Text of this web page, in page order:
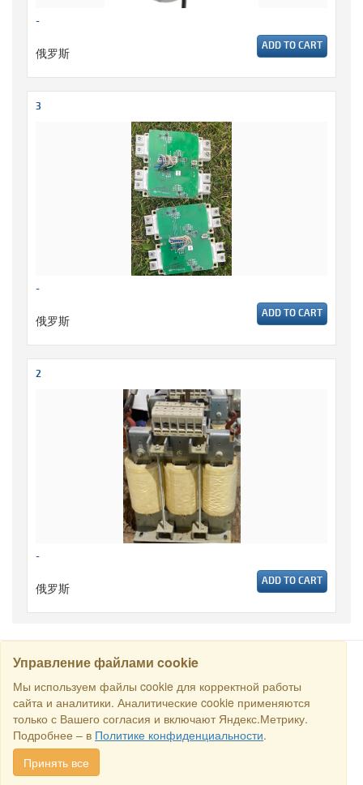
-
俄罗斯 ADD TO CART
3
-
俄罗斯 ADD TO CART
2
-
俄罗斯 ADD TO CART
Управление файлами cookie
Мы используем файлы cookie для корректной работы
сайта и аналитики. Аналитические cookie применяются
только с Вашего согласия и включают Яндекс.Метрику.
Подробнее – в Политике конфиденциальности.
Принять все
保留所有权利 © 2016商业交易所“俄罗斯-新加坡商业理事会”. E-
mail:sales@rstradehouse.com, 地址: 俄罗斯，莫斯科，Malaya
Pirogovskaya str., 16, Moscow, Russia.
Consent for processing personal data